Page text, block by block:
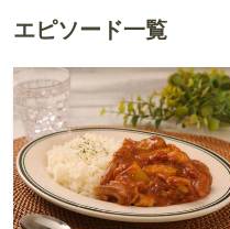
エピソード一覧